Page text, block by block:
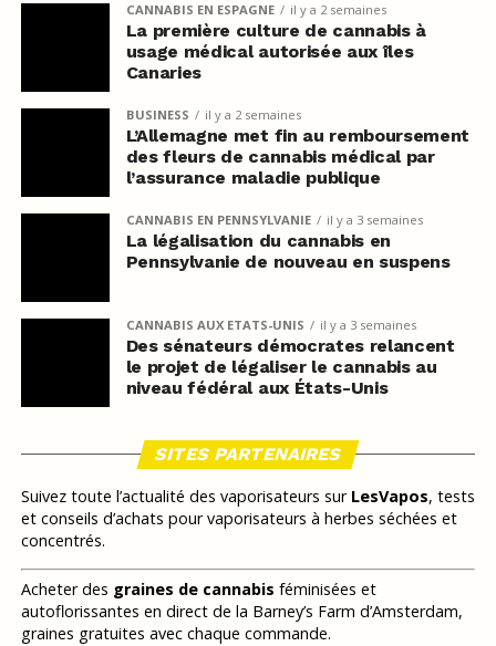
CANNABIS EN ESPAGNE il y a 2 semaines
La première culture de cannabis à
usage médical autorisée aux îles
Canaries
BUSINESS il y a 2 semaines
L’Allemagne met fin au remboursement
des fleurs de cannabis médical par
l’assurance maladie publique
CANNABIS EN PENNSYLVANIE il y a 3 semaines
La légalisation du cannabis en
Pennsylvanie de nouveau en suspens
CANNABIS AUX ETATS-UNIS il y a 3 semaines
Des sénateurs démocrates relancent
le projet de légaliser le cannabis au
niveau fédéral aux États-Unis
SITES PARTENAIRES
Suivez toute l’actualité des vaporisateurs sur LesVapos, tests
et conseils d’achats pour vaporisateurs à herbes séchées et
concentrés.
Acheter des graines de cannabis féminisées et
autoflorissantes en direct de la Barney’s Farm d’Amsterdam,
graines gratuites avec chaque commande.